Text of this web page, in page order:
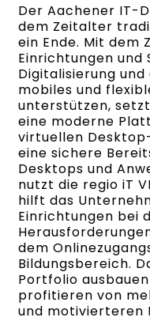
Der Aachener IT-
dem Zeitalter
ein Ende. Mit dem
Einrichtungen und
Digitalisierung
mobiles und
unterstützen,
eine moderne
virtuellen
eine sichere
Desktops und
nutzt die regio iT
hilft das
Einrichtungen bei
dem
Bildungsbereich.
Portfolio
profitieren von
und motivierteren